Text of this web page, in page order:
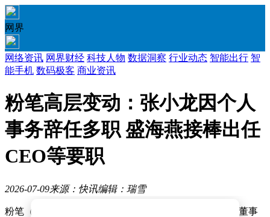
网界
网络资讯 网界财经 科技人物 数据洞察 行业动态 智能出行 智
能手机 数码极客 商业资讯
粉笔高层变动：张小龙因个人
事务辞任多职 盛海燕接棒出任
CEO等要职
2026-07-09来源：快讯编辑：瑞雪
粉笔（02469.HK）今日发布重要人事变动公告，公司原董事